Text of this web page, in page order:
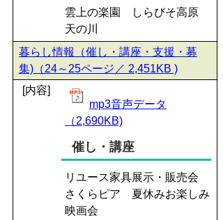
雲上の楽園 しらびそ高原
天の川
暮らし情報（催し・講座・支援・募
集)（24～25ページ／ 2,451KB )
[内容]
mp3音声データ
（2,690KB)
催し・講座
リユース家具展示・販売会
さくらピア 夏休みお楽しみ
映画会